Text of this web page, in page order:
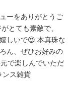
ーをありがとうご
とても素敵で、
しいで😍 本真珠な
ん、ぜひお好みの
で楽しんでいただ
ンス雑貨